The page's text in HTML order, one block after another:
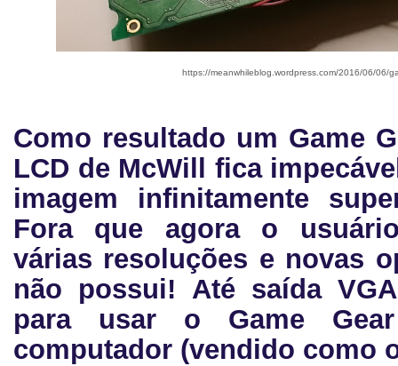
https://meanwhileblog.wordpress.com/2016/06/06/
Como resultado um Game
LCD de McWill fica
imagem infinitamente
Fora que agora o
várias resoluções e novas
não possui! Até saída
para usar o Game
computador (vendido como